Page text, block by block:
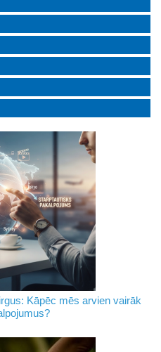
Kāpēc mēs arvien vairāk